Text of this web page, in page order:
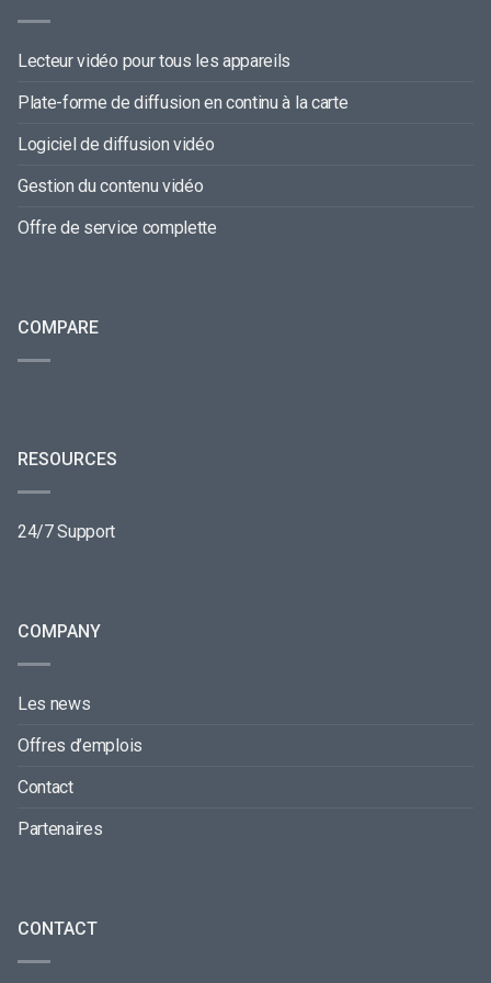
Lecteur vidéo pour tous les appareils
Plate-forme de diffusion en continu à la carte
Logiciel de diffusion vidéo
Gestion du contenu vidéo
Offre de service complette
COMPARE
RESOURCES
24/7 Support
COMPANY
Les news
Offres d’emplois
Contact
Partenaires
CONTACT